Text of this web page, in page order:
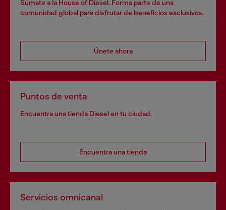
Súmate a la House of Diesel. Forma parte de una
comunidad global para disfrutar de beneficios exclusivos.
Únete ahora
Puntos de venta
Encuentra una tienda Diesel en tu ciudad.
Encuentra una tienda
Servicios omnicanal